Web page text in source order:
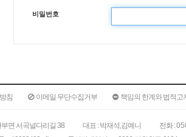
비밀번호
침 이메일 무단수집거부 책임의 한계와 법적고
면 서곡널다리길 38 대표 : 박재석,김예니 전화 :